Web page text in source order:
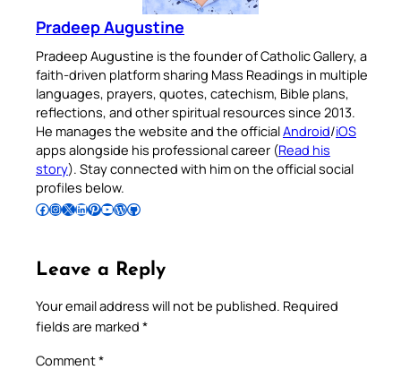
Pradeep Augustine
Pradeep Augustine is the founder of Catholic Gallery, a
faith-driven platform sharing Mass Readings in multiple
languages, prayers, quotes, catechism, Bible plans,
reflections, and other spiritual resources since 2013.
He manages the website and the officialAndroid/iOS
apps alongside his professional career (Read his
story). Stay connected with him on the official social
profiles below.
Follow Pradeep on Facebook Follow Pradeep on InstagramFollow Pradeep on X Follow Pradeep on LinkedIn Follow Pradeep on Pinterest Subscribe to Pradeep’s Youtube Channel Follow Pradeep on WordPress Follow Pradeep on GitHub
Leave a Reply
Your email address will not be published. Required
fields are marked *
Comment*